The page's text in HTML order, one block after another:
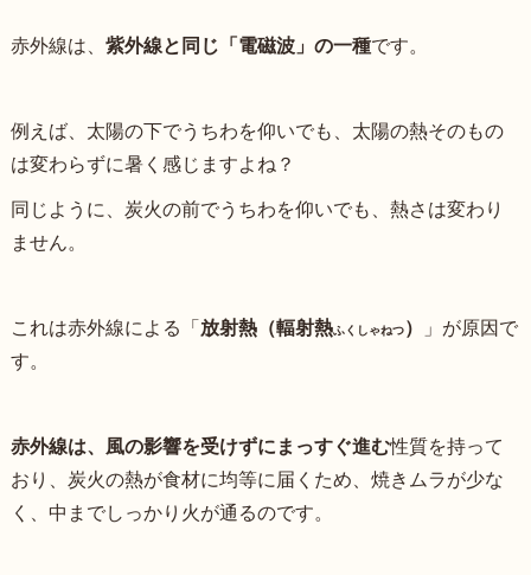
赤外線は、 紫外線と同じ「電磁波」の一種です。
例えば、太陽の下でうちわを仰いでも、太陽の熱そのもの
は変わらずに暑く感じますよね？
同じように、炭火の前でうちわを仰いでも、熱さは変わり
ません。
これは赤外線による「放射熱（輻射熱ふくしゃねつ）
」が原因で
す。
赤外線は、風の影響を受けずにまっすぐ進む性質を持って
おり、炭火の熱が食材に均等に届くため、焼きムラが少な
く、中までしっかり火が通るのです。